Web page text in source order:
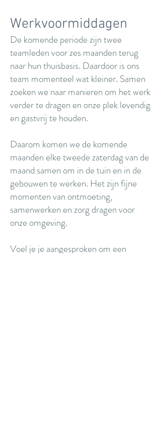
Werkvoormiddagen
De komende periode zijn twee
teamleden voor zes maanden terug
naar hun thuisbasis. Daardoor is ons
team momenteel wat kleiner. Samen
zoeken we naar manieren om het werk
verder te dragen en onze plek levendig
en gastvrij te houden.
Daarom komen we de komende
maanden elke tweede zaterdag van de
maand samen om in de tuin en in de
gebouwen te werken. Het zijn fijne
momenten van ontmoeting,
samenwerken en zorg dragen voor
onze omgeving.
Voel je je aangesproken om een